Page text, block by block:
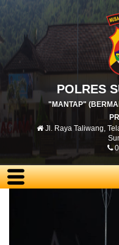
POLRES
"MANTAP"
Jl. Raya Taliwang,